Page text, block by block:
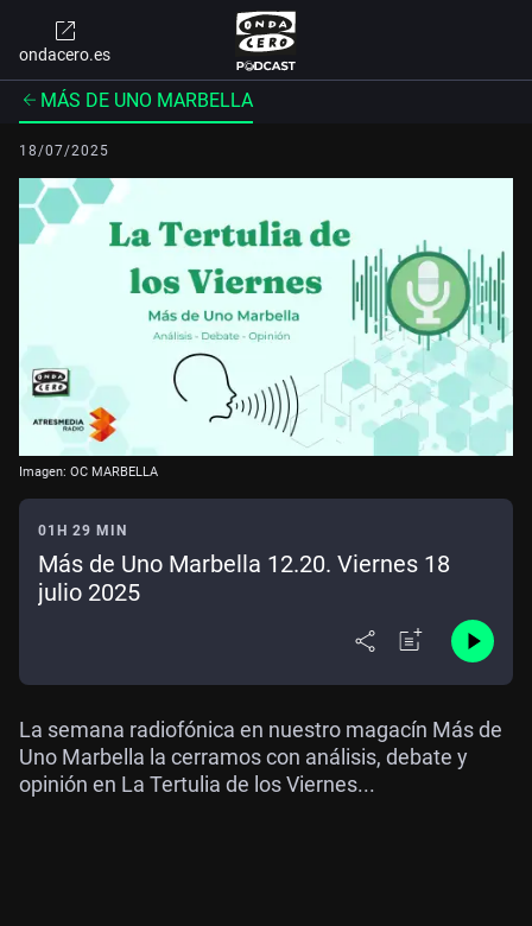
ondacero.es
MÁS DE UNO MARBELLA
18/07/2025
Imagen: OC MARBELLA
01H 29 MIN
Más de Uno Marbella 12.20. Viernes 18
julio 2025
La semana radiofónica en nuestro magacín Más de
Uno Marbella la cerramos con análisis, debate y
opinión en La Tertulia de los Viernes...